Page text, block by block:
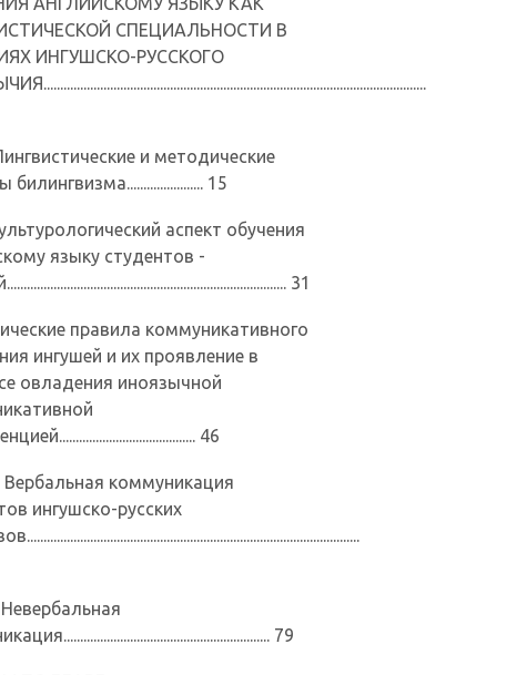
СПЕЦИАЛЬНОСТИ В
ИНГУШСКО-РУССКОГО
и методические
билингвизма....................... 15
аспект обучения
языку студентов -
31
правила коммуникативного
ингушей и их проявление в
овладения иноязычной
46
коммуникация
ингушско-русских
79